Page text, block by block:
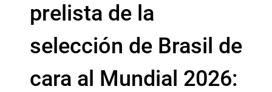
prelista de la
selección de Brasil de
cara al Mundial 2026: